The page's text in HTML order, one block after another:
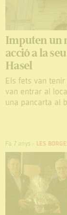
Imputen un
acció a la
Hasel
Els fets van
van entrar al
una pancarta al
Fa 7 anys - LES